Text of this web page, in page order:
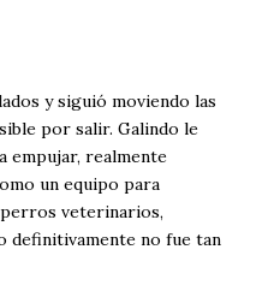
y siguió moviendo las
por salir. Galindo le
empujar, realmente
un equipo para
veterinarios,
definitivamente no fue tan